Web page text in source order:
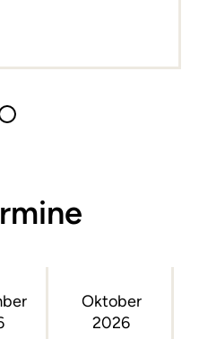
Oktober
2026